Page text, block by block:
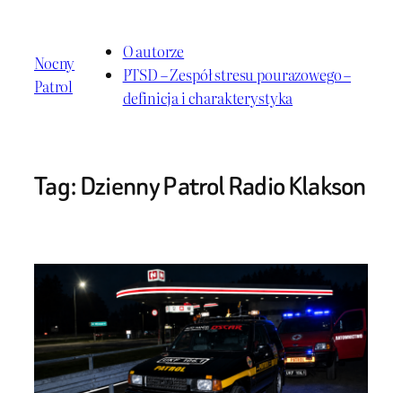
treściNocny
Patrol
O autorze
PTSD – Zespół stresu pourazowego –
definicja i charakterystyka
Tag:Dzienny Patrol Radio Klakson